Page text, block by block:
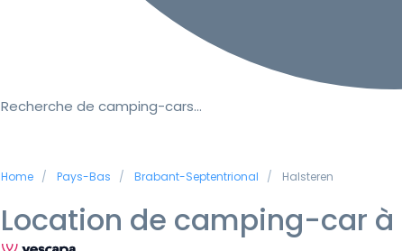
Recherche de camping-cars…
Home Pays-Bas Brabant-Septentrional Halsteren
Location de camping-car à